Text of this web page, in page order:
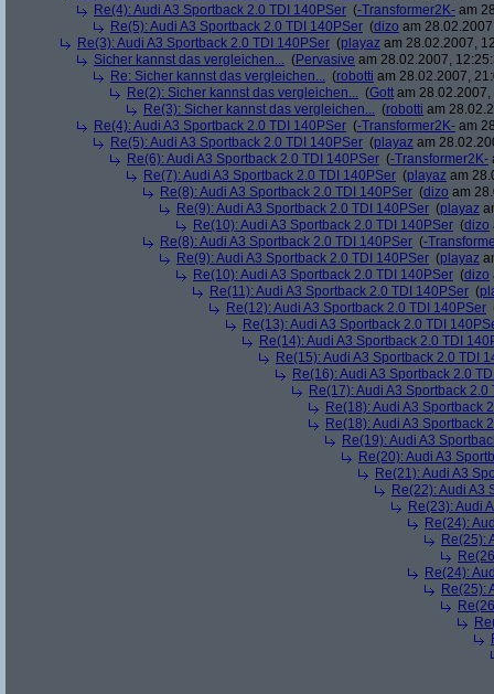
Re(4): Audi A3 Sportback 2.0 TDI 140PSer (-Transformer2K- am
Re(5): Audi A3 Sportback 2.0 TDI 140PSer (dizo am
Re(3): Audi A3 Sportback 2.0 TDI 140PSer (playaz am 28.02.2007,
Sicher kannst das vergleichen... (Pervasive am 28.02.2007,
Re: Sicher kannst das vergleichen... (robotti am 28.02.2007,
Re(2): Sicher kannst das vergleichen... (Gott am
Re(3): Sicher kannst das vergleichen... (robotti am
Re(4): Audi A3 Sportback 2.0 TDI 140PSer (-Transformer2K- am
Re(5): Audi A3 Sportback 2.0 TDI 140PSer (playaz am
Re(6): Audi A3 Sportback 2.0 TDI 140PSer (-Transformer2K-
Re(7): Audi A3 Sportback 2.0 TDI 140PSer (playaz am
Re(8): Audi A3 Sportback 2.0 TDI 140PSer (dizo am
Re(9): Audi A3 Sportback 2.0 TDI 140PSer (playaz
Re(10): Audi A3 Sportback 2.0 TDI 140PSer (dizo
Re(8): Audi A3 Sportback 2.0 TDI 140PSer (-
Re(9): Audi A3 Sportback 2.0 TDI 140PSer (playaz
Re(10): Audi A3 Sportback 2.0 TDI 140PSer (dizo
Re(11): Audi A3 Sportback 2.0 TDI 140PSer (
Re(12): Audi A3 Sportback 2.0 TDI 140PSer
Re(13): Audi A3 Sportback 2.0 TDI
Re(14): Audi A3 Sportback 2.0 TDI
Re(15): Audi A3 Sportback 2.0 TDI
Re(16): Audi A3 Sportback 2.0
Re(17): Audi A3 Sportback 2.0
Re(18): Audi A3 Sportback
Re(18): Audi A3 Sportback
Re(19): Audi A3
Re(20): Audi A3
Re(21): Audi A3
Re(22): Audi A3
Re(23): Audi
Re(24):
Re(25):
Re(24):
Re(25):